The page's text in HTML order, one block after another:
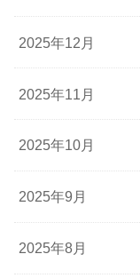
2025年12月
2025年11月
2025年10月
2025年9月
2025年8月